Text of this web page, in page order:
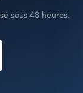
sous 48 heures.